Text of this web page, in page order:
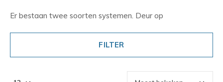
Er bestaan twee soorten systemen. Deur op
FILTER